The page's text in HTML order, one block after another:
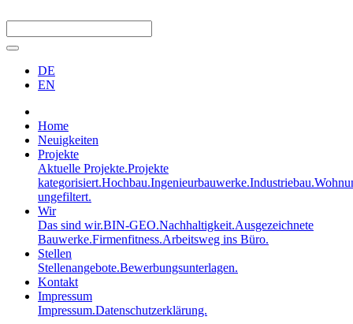
DE
EN
Home
Neuigkeiten
Projekte
Aktuelle Projekte.Projekte
kategorisiert.Hochbau.Ingenieurbauwerke.Industriebau.
ungefiltert.
Wir
Das sind wir.BIN-GEO.Nachhaltigkeit.Ausgezeichnete
Bauwerke.Firmenfitness.Arbeitsweg ins Büro.
Stellen
Stellenangebote.Bewerbungsunterlagen.
Kontakt
Impressum
Impressum.Datenschutzerklärung.